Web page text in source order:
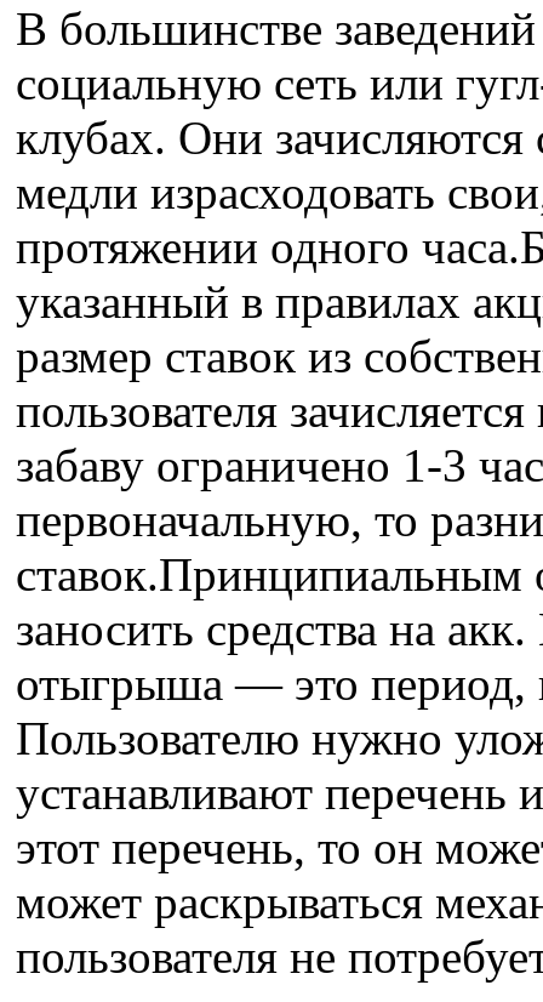
В большинстве
социальную сеть или
клубах. Они зачисляются
медли израсходовать
протяжении одного
указанный в правилах
размер ставок из
пользователя
забаву ограничено 1-3
первоначальную, то
ставок.Принципиальным
заносить средства на
отыгрыша — это период,
Пользователю нужно
устанавливают перечень
этот перечень, то он
может раскрываться
пользователя не